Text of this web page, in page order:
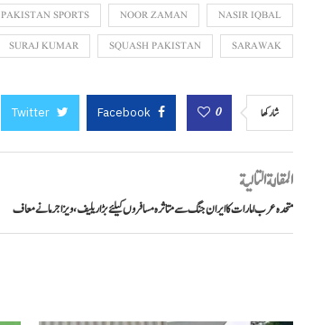
NASIR IQBAL
NOOR ZAMAN
PAKISTAN SPORTS
SARAWAK
SQUASH PAKISTAN
SURAJ KUMAR
شاركها 0
Facebook
Twitter
المقالة التالية
متحدہ عرب امارات کا ایران جنگ سے متاثرہ مسافروں کیلئے بڑا ریلیف، ویزا جرمانے معاف